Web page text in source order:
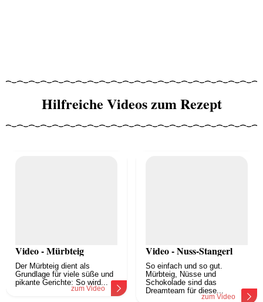
Hilfreiche Videos zum Rezept
Video - Mürbteig
Der Mürbteig dient als
Grundlage für viele süße und
pikante Gerichte: So wird...
zum Video
Video - Nuss-Stangerl
So einfach und so gut.
Mürbteig, Nüsse und
Schokolade sind das
Dreamteam für diese...
zum Video